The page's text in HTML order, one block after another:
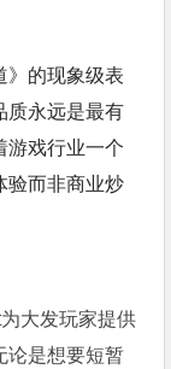
》的现象级表
质永远是最有
游戏行业一个
而非商业炒
大发玩家提供
论是想要短暂